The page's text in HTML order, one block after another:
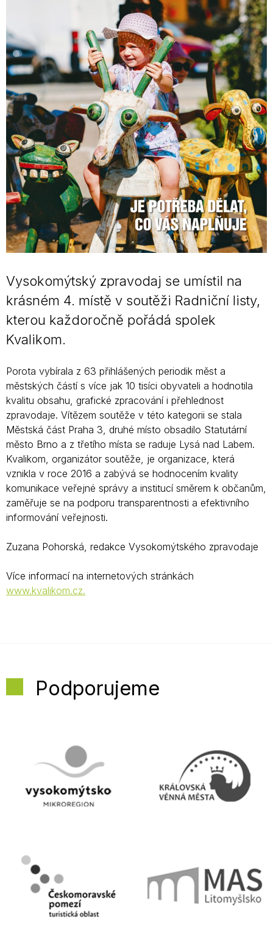
Vysokomýtský zpravodaj se umístil na
krásném 4. místě v soutěži Radniční listy,
kterou každoročně pořádá spolek
Kvalikom.
Porota vybírala z 63 přihlášených periodik měst a
městských částí s více jak 10 tisíci obyvateli a hodnotila
kvalitu obsahu, grafické zpracování i přehlednost
zpravodaje. Vítězem soutěže v této kategorii se stala
Městská část Praha 3, druhé místo obsadilo Statutární
město Brno a z třetího místa se raduje Lysá nad Labem.
Kvalikom, organizátor soutěže, je organizace, která
vznikla v roce 2016 a zabývá se hodnocením kvality
komunikace veřejné správy a institucí směrem k občanům,
zaměřuje se na podporu transparentnosti a efektivního
informování veřejnosti.
Zuzana Pohorská, redakce Vysokomýtského zpravodaje
Více informací na internetových stránkách
www.kvalikom.cz.
Podporujeme